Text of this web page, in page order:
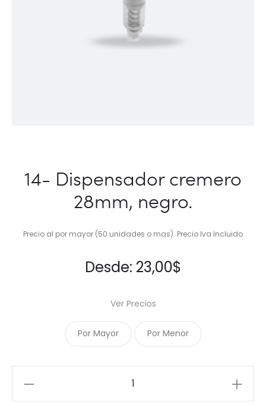
14- Dispensador cremero
28mm, negro.
Precio al por mayor (50 unidades o mas). Precio Iva Incluido
Desde: 23,00$
Ver Precios
Por Mayor Por Menor